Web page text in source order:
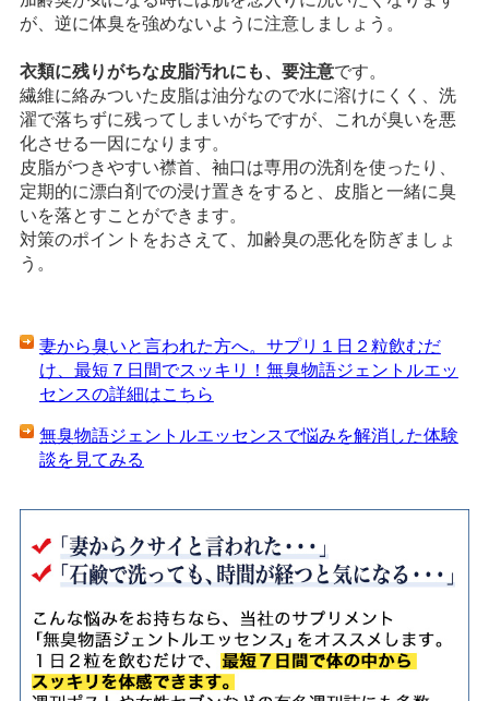
が、逆に体臭を強めないように注意しましょう。
衣類に残りがちな皮脂汚れにも、要注意です。
繊維に絡みついた皮脂は油分なので水に溶けにくく、洗
濯で落ちずに残ってしまいがちですが、これが臭いを悪
化させる一因になります。
皮脂がつきやすい襟首、袖口は専用の洗剤を使ったり、
定期的に漂白剤での浸け置きをすると、皮脂と一緒に臭
いを落とすことができます。
対策のポイントをおさえて、加齢臭の悪化を防ぎましょ
う。
妻から臭いと言われた方へ。サプリ１日２粒飲むだ
け、最短７日間でスッキリ！無臭物語ジェントルエッ
センスの詳細はこちら
無臭物語ジェントルエッセンスで悩みを解消した体験
談を見てみる